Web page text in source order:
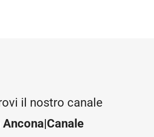
il nostro canale